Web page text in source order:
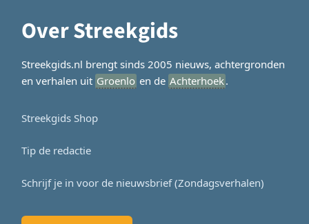
Over Streekgids
Streekgids.nl brengt sinds 2005 nieuws, achtergronden
en verhalen uit Groenlo en de Achterhoek.
Streekgids Shop
Tip de redactie
Schrijf je in voor de nieuwsbrief (Zondagsverhalen)